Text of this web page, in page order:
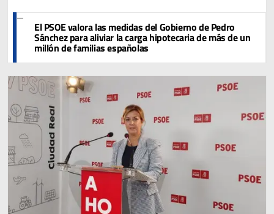
El PSOE valora las medidas del Gobierno de Pedro
Sánchez para aliviar la carga hipotecaria de más de un
millón de familias españolas